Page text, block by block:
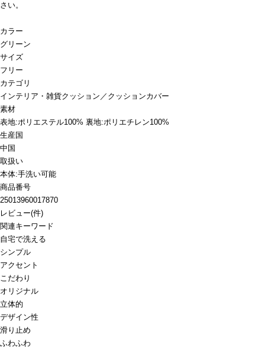
さい。
カラー
グリーン
サイズ
フリー
カテゴリ
インテリア・雑貨クッション／クッションカバー
素材
表地:ポリエステル100% 裏地:ポリエチレン100%
生産国
中国
取扱い
本体:手洗い可能
商品番号
25013960017870
レビュー(件)
関連キーワード
自宅で洗える
シンプル
アクセント
こだわり
オリジナル
立体的
デザイン性
滑り止め
ふわふわ